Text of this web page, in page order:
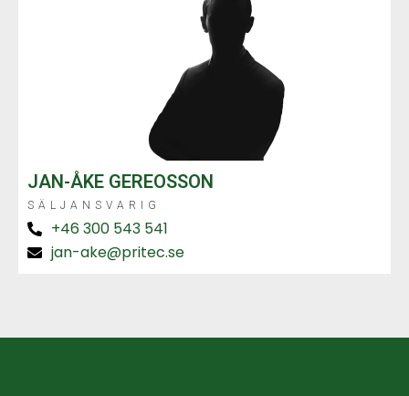
JAN-ÅKE GEREOSSON
SÄLJANSVARIG
+46 300 543 541
jan-ake@pritec.se